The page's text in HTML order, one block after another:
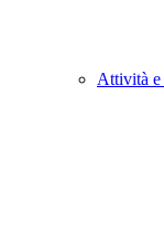
Attività e